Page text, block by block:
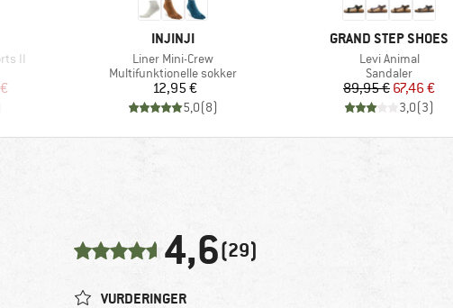
II
MÆRKE
INJINJI
Artikel
Liner Mini-Crew
Produktgruppe
Multifunktionelle sokker
Pris
12,95 €
5,0(8)
MÆRKE
GRAND STEP SHOES
Artikel
Levi Animal
Produktgruppe
Sandaler
Pris
89,95 €Nedsat pris
67,46 €
3,0(3)
4,6(29)
VURDERINGER